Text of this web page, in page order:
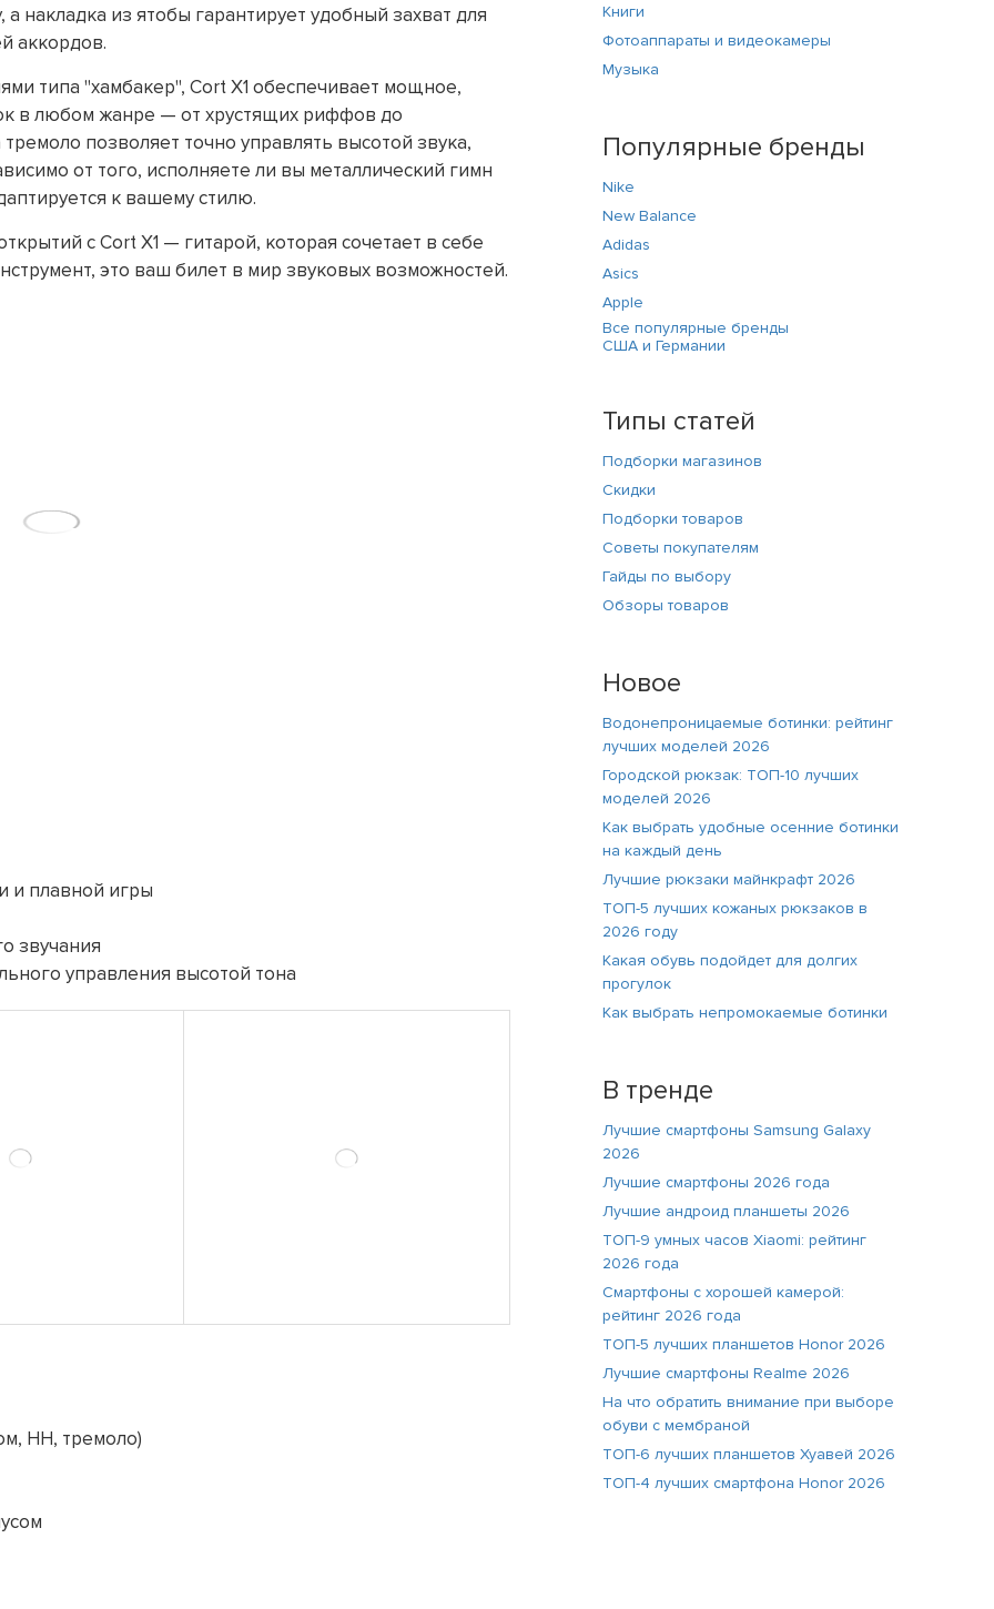
накладка из ятобы гарантирует удобный захват для
аккордов.
типа "хамбакер", Cort X1 обеспечивает мощное,
в любом жанре — от хрустящих риффов до
позволяет точно управлять высотой звука,
от того, исполняете ли вы металлический гимн
к вашему стилю.
с Cort X1 — гитарой, которая сочетает в себе
это ваш билет в мир звуковых возможностей.
и плавной игры
звучания
управления высотой тона
HH, тремоло)
Книги
Фотоаппараты и видеокамеры
Музыка
Популярные бренды
Nike
New Balance
Adidas
Asics
Apple
Все популярные бренды
США и Германии
Типы статей
Подборки магазинов
Скидки
Подборки товаров
Советы покупателям
Гайды по выбору
Обзоры товаров
Новое
Водонепроницаемые ботинки: рейтинг
лучших моделей 2026
Городской рюкзак: ТОП-10 лучших
моделей 2026
Как выбрать удобные осенние ботинки
на каждый день
Лучшие рюкзаки майнкрафт 2026
ТОП-5 лучших кожаных рюкзаков в
2026 году
Какая обувь подойдет для долгих
прогулок
Как выбрать непромокаемые ботинки
В тренде
Лучшие смартфоны Samsung Galaxy
2026
Лучшие смартфоны 2026 года
Лучшие андроид планшеты 2026
ТОП-9 умных часов Xiaomi: рейтинг
2026 года
Смартфоны с хорошей камерой:
рейтинг 2026 года
ТОП-5 лучших планшетов Honor 2026
Лучшие смартфоны Realme 2026
На что обратить внимание при выборе
обуви с мембраной
ТОП-6 лучших планшетов Хуавей 2026
ТОП-4 лучших смартфона Honor 2026